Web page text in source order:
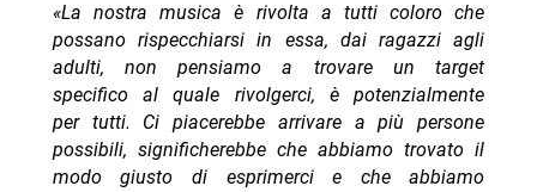
«La nostra musica è rivolta a tutti coloro che
possano rispecchiarsi in essa, dai ragazzi agli
adulti, non pensiamo a trovare un target
specifico al quale rivolgerci, è potenzialmente
per tutti. Ci piacerebbe arrivare a più persone
possibili, significherebbe che abbiamo trovato il
modo giusto di esprimerci e che abbiamo